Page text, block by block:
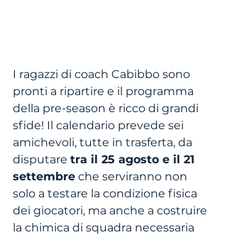
I ragazzi di coach Cabibbo sono
pronti a ripartire e il programma
della pre-season è ricco di grandi
sfide! Il calendario prevede sei
amichevoli, tutte in trasferta, da
disputare tra il 25 agosto e il 21
settembre che serviranno non
solo a testare la condizione fisica
dei giocatori, ma anche a costruire
la chimica di squadra necessaria